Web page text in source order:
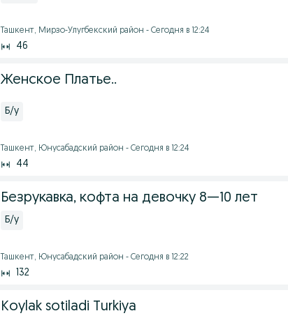
Ташкент, Мирзо-Улугбекский район - Сегодня в 12:24
46
Женское Платье..
Б/у
Ташкент, Юнусабадский район - Сегодня в 12:24
44
Безрукавка, кофта на девочку 8—10 лет
Б/у
Ташкент, Юнусабадский район - Сегодня в 12:22
132
Koylak sotiladi Turkiya